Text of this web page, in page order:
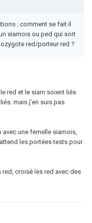
: comment se fait il
siamois ou ped qui sort
red/porteur red ?
red et le siam soient liés
mais j'en suis pas
une femelle siamois,
les portées tests pour
croisé les red avec des